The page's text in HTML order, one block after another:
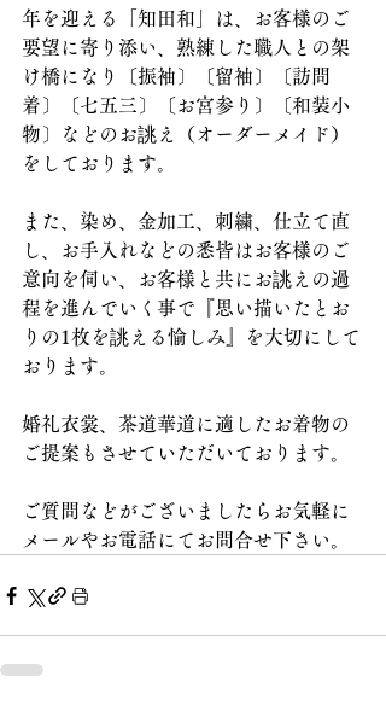
年を迎える「知田和」は、お客様のご
要望に寄り添い、熟練した職人との架
け橋になり〔振袖〕〔留袖〕〔訪問
着〕〔七五三〕〔お宮参り〕〔和装小
物〕などのお誂え（オーダーメイド）
をしております。
また、染め、金加工、刺繍、仕立て直
し、お手入れなどの悉皆はお客様のご
意向を伺い、お客様と共にお誂えの過
程を進んでいく事で『思い描いたとお
りの1枚を誂える愉しみ』を大切にして
おります。
婚礼衣裳、茶道華道に適したお着物の
ご提案もさせていただいております。
ご質問などがございましたらお気軽に
メールやお電話にてお問合せ下さい。